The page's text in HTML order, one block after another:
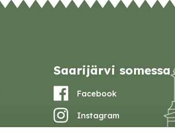
Saarijärvi somessa
Facebook
Instagram